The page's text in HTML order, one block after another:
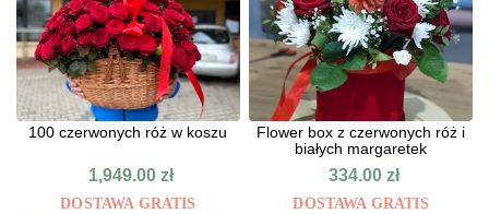
100 czerwonych róż w koszu
1,949.00zł
DOSTAWA GRATIS
Flower box z czerwonych róż i
białych margaretek
334.00zł
DOSTAWA GRATIS